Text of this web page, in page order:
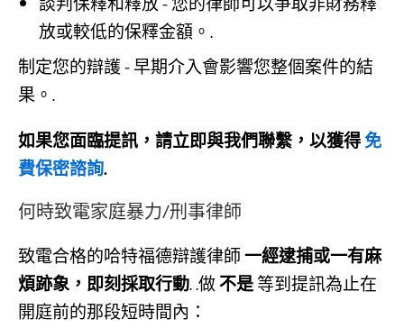
放或較低的保釋金額。.
制定您的辯護 - 早期介入會影響您整個案件的結
果。.
如果您面臨提訊，請立即與我們聯繫，以獲得免
費保密諮詢.
何時致電家庭暴力/刑事律師
致電合格的哈特福德辯護律師一經逮捕或一有麻
煩跡象，即刻採取行動. .做不是等到提訊為止在
開庭前的那段短時間內：